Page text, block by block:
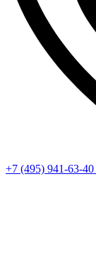
+7 (495) 941-63-40